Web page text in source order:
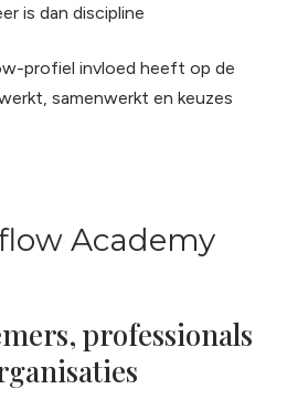
is dan discipline
profiel invloed heeft op de
samenwerkt en keuzes
Academy
professionals